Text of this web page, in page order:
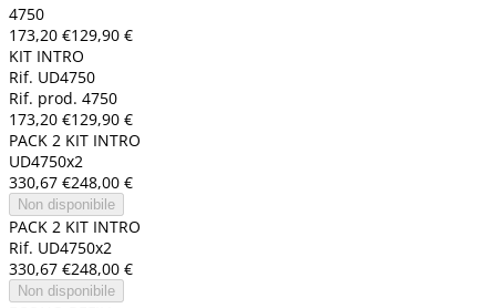
4750
173,20 €129,90 €
KIT INTRO
Rif. UD4750
Rif. prod. 4750
173,20 €129,90 €
PACK 2 KIT INTRO
UD4750x2
330,67 €248,00 €
Non disponibile
PACK 2 KIT INTRO
Rif. UD4750x2
330,67 €248,00 €
Non disponibile